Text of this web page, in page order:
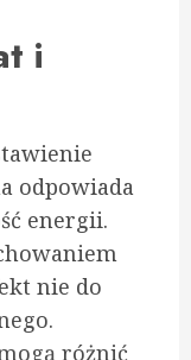
i
odpowiada
energii.
nie do
różnić